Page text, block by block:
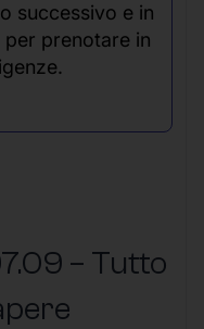
successivo e in
per prenotare in
– Tutto